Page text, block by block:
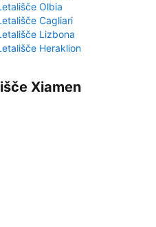
Olbia
Cagliari
Lizbona
Heraklion
Xiamen